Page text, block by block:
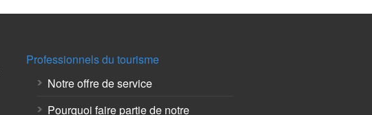
Professionnels du tourisme
Notre offre de service
Pourquoi faire partie de notre